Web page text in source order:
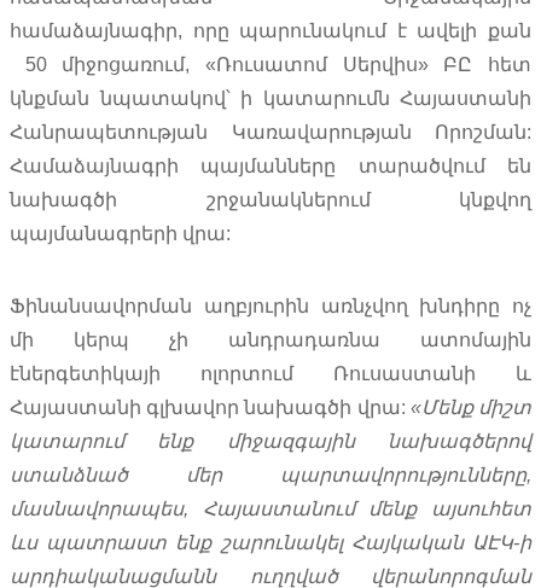
համաձայնագիր, որը պարունակում է ավելի քան
50 միջոցառում, «Ռուսատոմ Սերվիս» ԲԸ հետ
կնքման նպատակով՝ ի կատարումն Հայաստանի
Հանրապետության Կառավարության Որոշման:
Համաձայնագրի պայմանները տարածվում են
նախագծի շրջանակներում կնքվող
պայմանագրերի վրա:
Ֆինանսավորման աղբյուրին առնչվող խնդիրը ոչ
մի կերպ չի անդրադառնա ատոմային
էներգետիկայի ոլորտում Ռուսաստանի և
Հայաստանի գլխավոր նախագծի վրա: «Մենք միշտ
կատարում
ենք միջազգային
նախագծերով
ստանձնած
մեր պարտավորությունները,
մասնավորապես, Հայաստանում մենք
այսուհետ
ևս պատրաստ ենք շարունակել Հայկական ԱԷԿ-ի
արդիականացմանն
ուղղված
վերանորոգման